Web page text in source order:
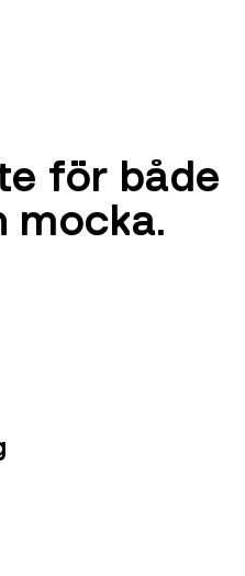
för både
mocka.